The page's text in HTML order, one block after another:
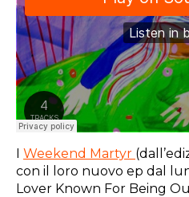
I Weekend Martyr
con il loro nuovo ep dal
Lover Known For Being